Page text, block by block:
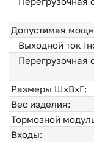
Допустимая
Выходной ток
Перегрузочная
Размеры ШхВхГ:
Вес изделия:
Тормозной
Входы: